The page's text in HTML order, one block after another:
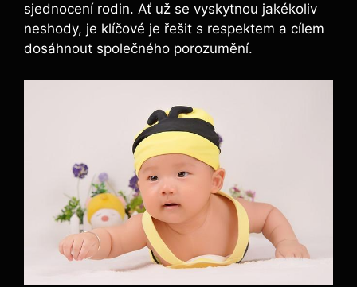
sjednocení rodin. Ať už se vyskytnou jakékoliv
neshody, je klíčové je řešit s respektem a cílem
dosáhnout společného porozumění.